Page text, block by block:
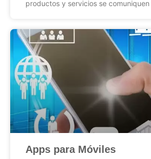
productos y servicios se comuniquen
Apps para Móviles